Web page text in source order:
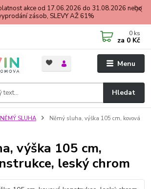
akce od 17.06.2026 do 31.08.2026 nebo
zásob, SLEVY AŽ 61%
Menu
Hledat
0 ks
za 0 Kč
NĚMÝ SLUHA
Němý sluha, výška 105 cm, kovová
výška 105 cm,
leský chrom